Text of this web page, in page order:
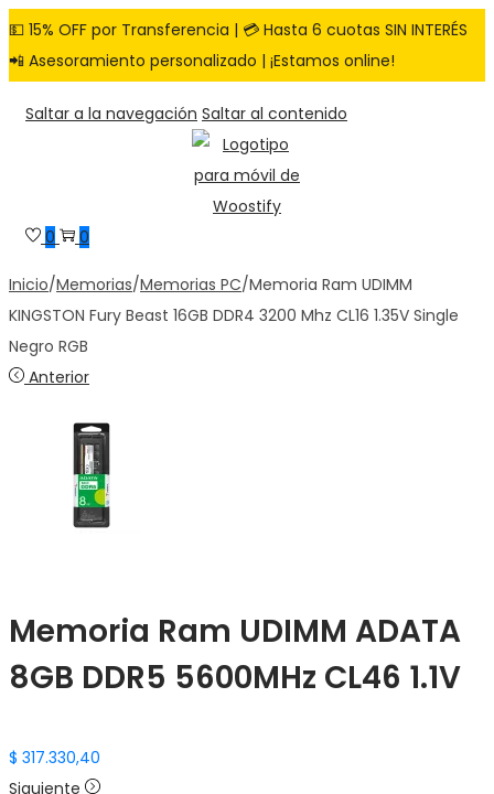
💵 15% OFF por Transferencia | 💳 Hasta 6 cuotas SIN INTERÉS
📲 Asesoramiento personalizado | ¡Estamos online!
Saltar a la navegación Saltar al contenido
0 0
Inicio/Memorias/Memorias PC/Memoria Ram UDIMM
KINGSTON Fury Beast 16GB DDR4 3200 Mhz CL16 1.35V Single
Negro RGB
Anterior
Memoria Ram UDIMM ADATA
8GB DDR5 5600MHz CL46 1.1V
$ 317.330,40
Siguiente